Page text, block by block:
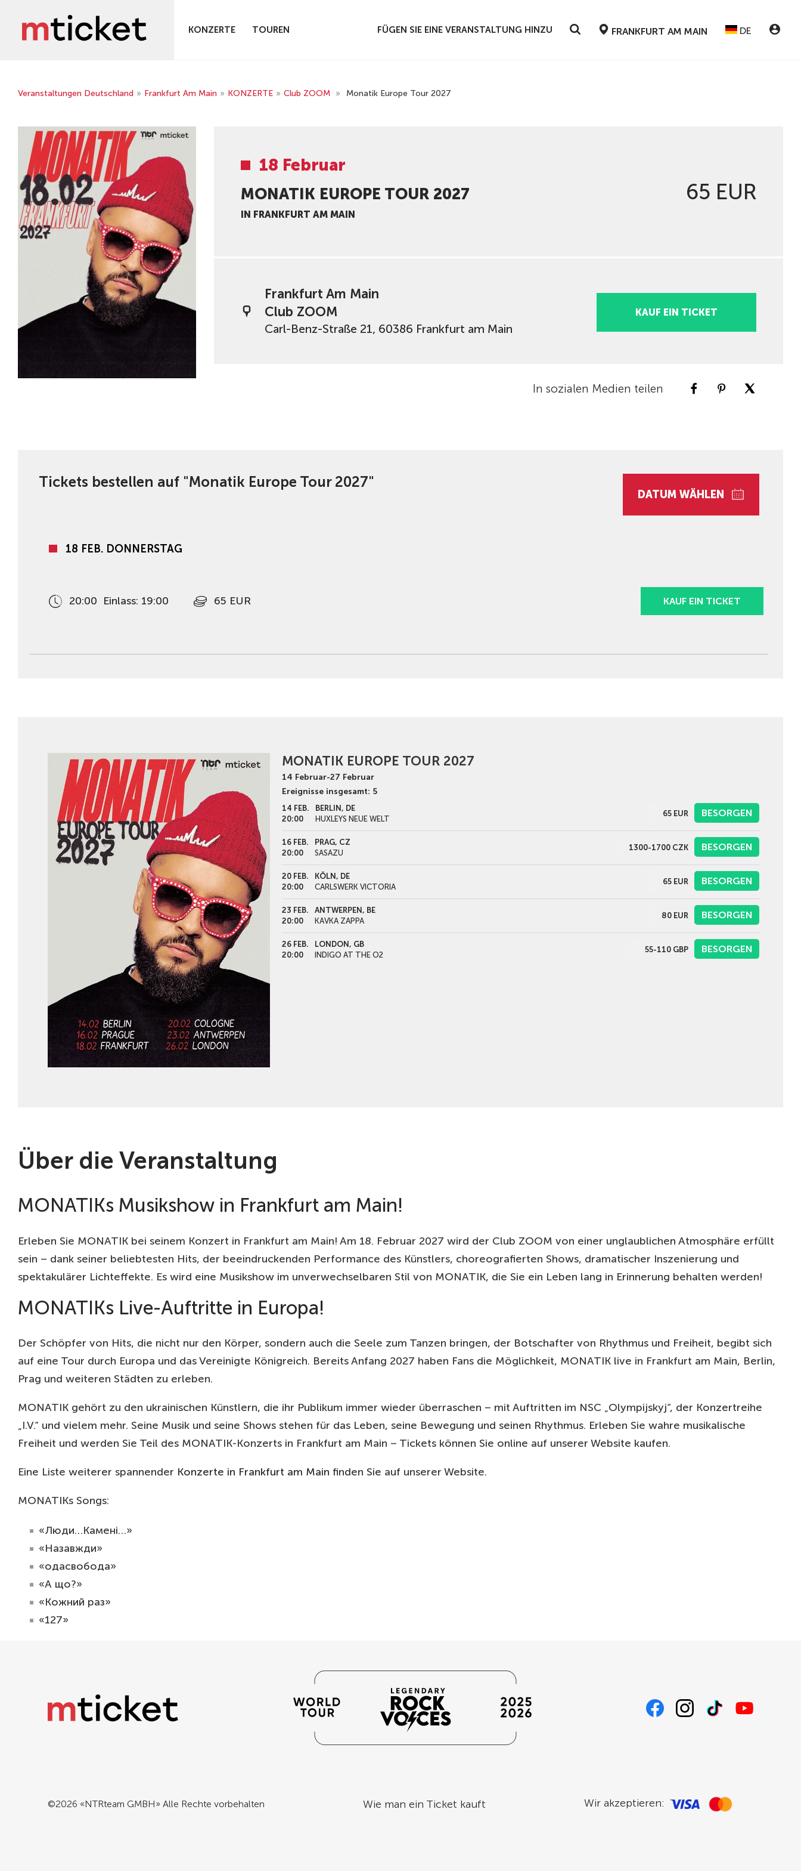
KONZERTE TOUREN FÜGEN SIE EINE VERANSTALTUNG HINZU FRANKFURT AM MAIN DE
Veranstaltungen Deutschland » Frankfurt Am Main » KONZERTE » Club ZOOM » Monatik Europe Tour 2027
18 Februar
MONATIK EUROPE TOUR 2027
IN FRANKFURT AM MAIN
65 EUR
Frankfurt Am Main
Club ZOOM
Carl-Benz-Straße 21, 60386 Frankfurt am Main
KAUF EIN TICKET
In sozialen Medien teilen
Tickets bestellen auf "Monatik Europe Tour 2027"
DATUM WÄHLEN
18 FEB. DONNERSTAG
20:00 Einlass: 19:00 65 EUR KAUF EIN TICKET
MONATIK EUROPE TOUR 2027
14 Februar-27 Februar
Ereignisse insgesamt: 5
14 FEB.
20:00
BERLIN, DE
HUXLEYS NEUE WELT
65 EUR BESORGEN
16 FEB.
20:00
PRAG, CZ
SASAZU
1300-1700 CZK BESORGEN
20 FEB.
20:00
KÖLN, DE
CARLSWERK VICTORIA
65 EUR BESORGEN
23 FEB.
20:00
ANTWERPEN, BE
KAVKA ZAPPA
80 EUR BESORGEN
26 FEB.
20:00
LONDON, GB
INDIGO AT THE O2
55-110 GBP BESORGEN
Über die Veranstaltung
MONATIKs Musikshow in Frankfurt am Main!
Erleben Sie MONATIK bei seinem Konzert in Frankfurt am Main! Am 18. Februar 2027 wird der Club ZOOM von einer unglaublichen Atmosphäre erfüllt
sein – dank seiner beliebtesten Hits, der beeindruckenden Performance des Künstlers, choreografierten Shows, dramatischer Inszenierung und
spektakulärer Lichteffekte. Es wird eine Musikshow im unverwechselbaren Stil von MONATIK, die Sie ein Leben lang in Erinnerung behalten werden!
MONATIKs Live-Auftritte in Europa!
Der Schöpfer von Hits, die nicht nur den Körper, sondern auch die Seele zum Tanzen bringen, der Botschafter von Rhythmus und Freiheit, begibt sich
auf eine Tour durch Europa und das Vereinigte Königreich. Bereits Anfang 2027 haben Fans die Möglichkeit, MONATIK live in Frankfurt am Main, Berlin,
Prag und weiteren Städten zu erleben.
MONATIK gehört zu den ukrainischen Künstlern, die ihr Publikum immer wieder überraschen – mit Auftritten im NSC „Olympijskyj“, der Konzertreihe
„I.V.“ und vielem mehr. Seine Musik und seine Shows stehen für das Leben, seine Bewegung und seinen Rhythmus. Erleben Sie wahre musikalische
Freiheit und werden Sie Teil des MONATIK-Konzerts in Frankfurt am Main – Tickets können Sie online auf unserer Website kaufen.
Eine Liste weiterer spannender Konzerte in Frankfurt am Main finden Sie auf unserer Website.
MONATIKs Songs:
«Люди…Камені…»
«Назавжди»
«одасвобода»
«А що?»
«Кожний раз»
«127»
©2026 «NTRteam GMBH» Alle Rechte vorbehalten Wie man ein Ticket kauft Wir akzeptieren: